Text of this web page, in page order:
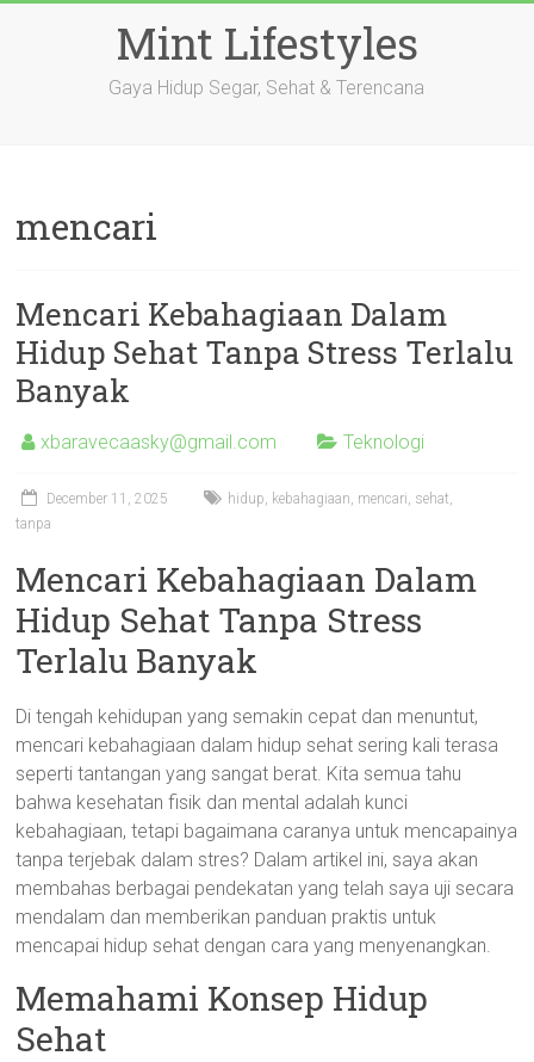
Mint Lifestyles
Gaya Hidup Segar, Sehat & Terencana
mencari
Mencari Kebahagiaan Dalam
Hidup Sehat Tanpa Stress Terlalu
Banyak
xbaravecaasky@gmail.com Teknologi
December 11, 2025 hidup, kebahagiaan, mencari, sehat,
tanpa
Mencari Kebahagiaan Dalam
Hidup Sehat Tanpa Stress
Terlalu Banyak
Di tengah kehidupan yang semakin cepat dan menuntut,
mencari kebahagiaan dalam hidup sehat sering kali terasa
seperti tantangan yang sangat berat. Kita semua tahu
bahwa kesehatan fisik dan mental adalah kunci
kebahagiaan, tetapi bagaimana caranya untuk mencapainya
tanpa terjebak dalam stres? Dalam artikel ini, saya akan
membahas berbagai pendekatan yang telah saya uji secara
mendalam dan memberikan panduan praktis untuk
mencapai hidup sehat dengan cara yang menyenangkan.
Memahami Konsep Hidup
Sehat